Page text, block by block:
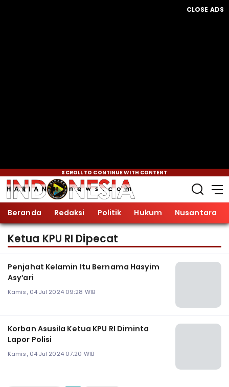
CLOSE ADS
SCROLL TO CONTINUE WITH CONTENT
Beranda Redaksi Politik Hukum Nusantara
Ketua KPU RI Dipecat
Penjahat Kelamin Itu Bernama Hasyim
Asy'ari
Kamis, 04 Jul 2024 09:28 WIB
Korban Asusila Ketua KPU RI Diminta
Lapor Polisi
Kamis, 04 Jul 2024 07:20 WIB